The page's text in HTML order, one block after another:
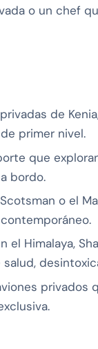
o un chef
de
primer nivel.
que
bordo.
o el
Himalaya,
privados